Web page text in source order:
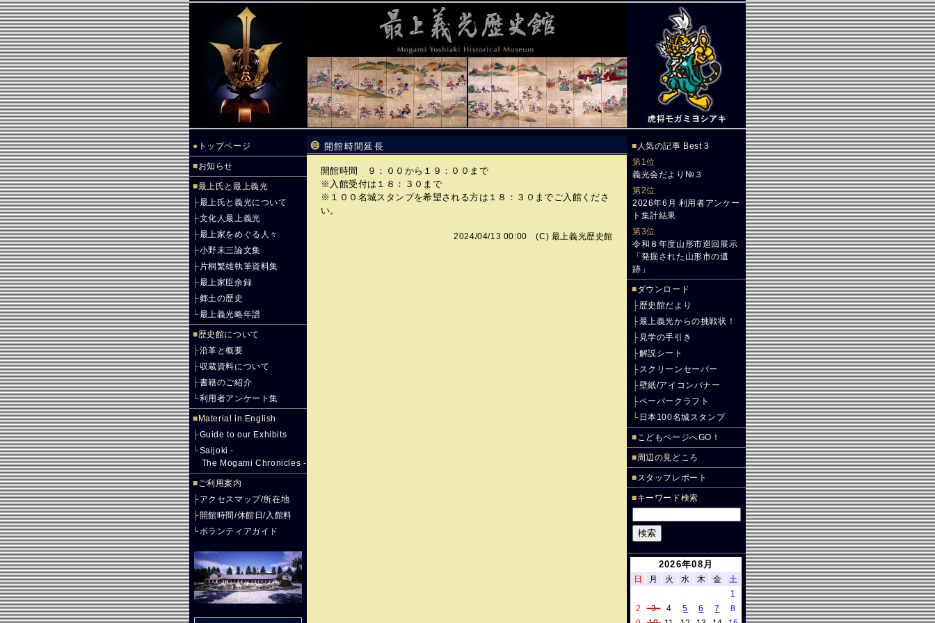
● トップページ
■お知らせ
■最上氏と最上義光
├最上氏と義光について
├文化人最上義光
├最上家をめぐる人々
├小野末三論文集
├ 片桐繁雄執筆資料集
├最上家臣余録
├郷土の歴史
└最上義光略年譜
■歴史館について
├沿革と概要
├収蔵資料について
├書籍のご紹介
└利用者アンケート集
■ Material in English
├Guide to our Exhibits
└Saijoki -
The Mogami Chronicles -
■ご利用案内
├アクセスマップ/所在地
├開館時間/休館日/入館料
└ボランティアガイド
開館時間延長
開館時間 ９：００から１９：００まで
※入館受付は１８：３０まで
※１００名城スタンプを希望される方は１８：３０までご入館くださ
い。
2024/04/13 00:00 (C) 最上義光歴史館
■ 人気の記事 Best 3
第1位
義光会だより№３
第2位
2026年6月 利用者アンケー
ト集計結果
第3位
令和８年度山形市巡回展示
「発掘された山形市の遺
跡」
■ダウンロード
├歴史館だより
├最上義光からの挑戦状！
├ 見学の手引き
├解説シート
├スクリーンセーバー
├壁紙/アイコンバナー
├ペーパークラフト
└ 日本100名城スタンプ
■こどもページへGO！
■周辺の見どころ
■スタッフレポート
■キーワード検索
2026年08月
日 月 火 水 木 金
土
1
2
3 4 5 6 7
8